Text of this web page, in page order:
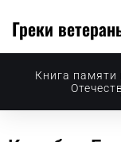
Греки
Книга памяти